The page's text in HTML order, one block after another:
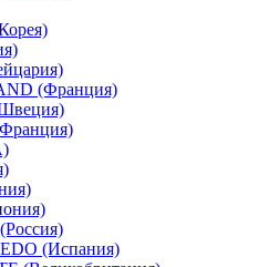
(Франция)
(Испания)